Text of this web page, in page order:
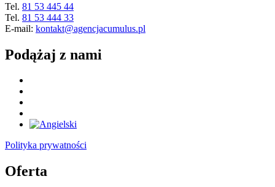
Tel. 81 53 445 44
Tel. 81 53 444 33
E-mail: kontakt@agencjacumulus.pl
Podążaj z nami
Polityka prywatności
Oferta